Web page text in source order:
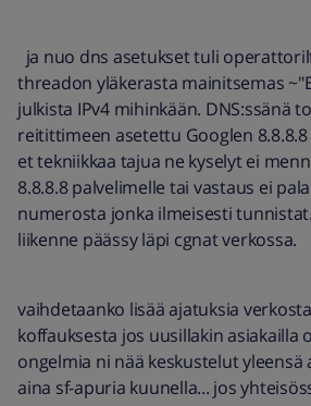
ja nuo dns asetukset tuli
threadon yläkerasta mainitsemas
julkista IPv4 mihinkään. DNS:ssänä
reitittimeen asetettu Googlen 8.8.8.8
et tekniikkaa tajua ne kyselyt ei
8.8.8.8 palvelimelle tai vastaus ei
numerosta jonka ilmeisesti
liikenne päässy läpi cgnat verkossa.
vaihdetaanko lisää ajatuksia
koffauksesta jos uusillakin asiakailla
ongelmia ni nää keskustelut
aina sf-apuria kuunella... jos